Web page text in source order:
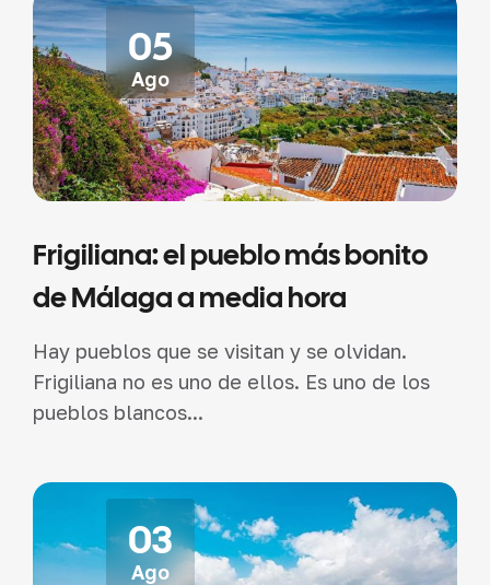
Frigiliana: el pueblo más bonito
de Málaga a media hora
Hay pueblos que se visitan y se olvidan.
Frigiliana no es uno de ellos. Es uno de los
pueblos blancos...
05
Ago
03
Ago